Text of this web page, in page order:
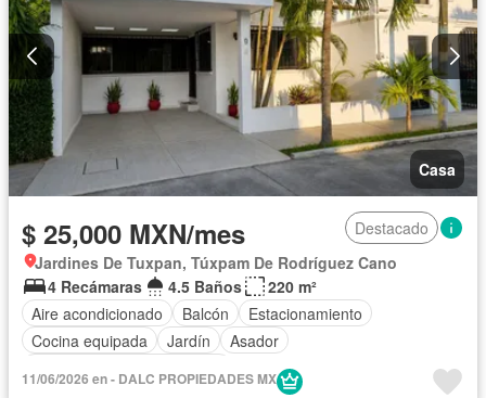
Casa
$ 25,000 MXN/mes
Destacado
Jardines De Tuxpan, Túxpam De Rodríguez Cano
4 Recámaras
4.5 Baños
220 m²
Aire acondicionado
Balcón
Estacionamiento
Cocina equipada
Jardín
Asador
11/06/2026 en - DALC PROPIEDADES MX